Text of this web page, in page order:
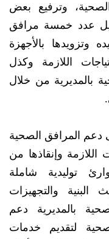
وترفيع بعض
عدد خمسة مرافق
وتزويدها بالأجهزة
اللازمة وكذل
بالمديرية من خلال
دعم المرافق الصحية
اللازمة وإنقاذها من
توليدية شاملة
والتجهيزات
بالمديرية دعم
عدد 4 مراكز صحية لتقديم خدمات